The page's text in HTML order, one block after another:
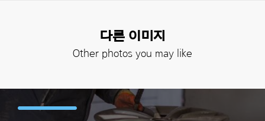
다른 이미지
Other photos you may like